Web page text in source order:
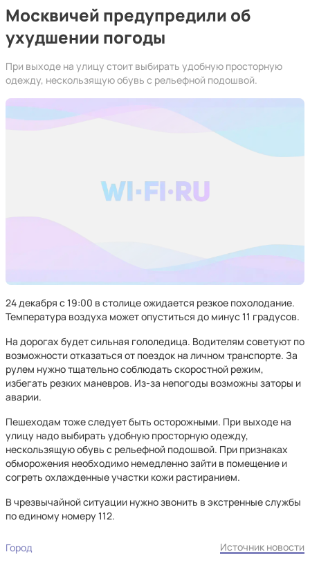
Москвичей предупредили об
ухудшении погоды
При выходе на улицу стоит выбирать удобную просторную
одежду, нескользящую обувь с рельефной подошвой.
24 декабря с 19:00 в столице ожидается резкое похолодание.
Температура воздуха может опуститься до минус 11 градусов.
На дорогах будет сильная гололедица. Водителям советуют по
возможности отказаться от поездок на личном транспорте. За
рулем нужно тщательно соблюдать скоростной режим,
избегать резких маневров. Из-за непогоды возможны заторы и
аварии.
Пешеходам тоже следует быть осторожными. При выходе на
улицу надо выбирать удобную просторную одежду,
нескользящую обувь с рельефной подошвой. При признаках
обморожения необходимо немедленно зайти в помещение и
согреть охлажденные участки кожи растиранием.
В чрезвычайной ситуации нужно звонить в экстренные службы
по единому номеру 112.
Город Источник новости